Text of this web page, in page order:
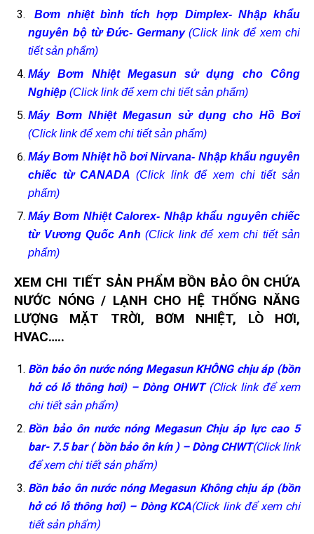
Bơm nhiệt bình tích hợp Dimplex- Nhập khẩu
nguyên bộ từ Đức- Germany(Click link để xem chi
tiết sản phẩm)
Máy Bơm Nhiệt Megasun sử dụng cho Công
Nghiệp (Click link để xem chi tiết sản phẩm)
Máy Bơm Nhiệt Megasun sử dụng cho Hồ Bơi
(Click link để xem chi tiết sản phẩm)
Máy Bơm Nhiệt hồ bơi Nirvana- Nhập khẩu nguyên
chiếc từ CANADA (Click link để xem chi tiết sản
phẩm)
Máy Bơm Nhiệt Calorex- Nhập khẩu nguyên chiếc
từ Vương Quốc Anh (Click link để xem chi tiết sản
phẩm)
XEM CHI TIẾT SẢN PHẨM BỒN BẢO ÔN CHỨA
NƯỚC NÓNG / LẠNH CHO HỆ THỐNG NĂNG
LƯỢNG MẶT TRỜI, BƠM NHIỆT, LÒ HƠI,
HVAC…..
Bồn bảo ôn nước nóng Megasun KHÔNG chịu áp (bồn
hở có lỗ thông hơi) – Dòng OHWT(Click link để xem
chi tiết sản phẩm)
Bồn bảo ôn nước nóng Megasun Chịu áp lực cao 5
bar- 7.5 bar( bồn bảo ôn kín ) – Dòng CHWT(Click link
để xem chi tiết sản phẩm)
Bồn bảo ôn nước nóng Megasun Không chịu áp (bồn
hở có lỗ thông hơi) – Dòng KCA(Click link để xem chi
tiết sản phẩm)